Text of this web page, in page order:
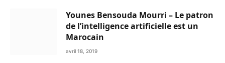
Younes Bensouda Mourri – Le patron
de l’intelligence artificielle est un
Marocain
avril 18, 2019